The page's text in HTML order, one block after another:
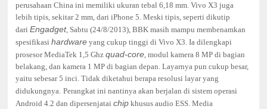
perusahaan China ini memiliki ukuran tebal 6,18 mm. Vivo X3 juga
lebih tipis, sekitar 2 mm, dari iPhone 5.Meski tipis, seperti dikutip
dariEngadget, Sabtu (24/8/2013), BBK masih mampu membenamkan
spesifikasihardware yang cukup tinggi di Vivo X3. Ia dilengkapi
prosesor MediaTek 1,5 Ghzquad-core, modul kamera 8 MP di bagian
belakang, dan kamera 1 MP di bagian depan.Layarnya pun cukup besar,
yaitu sebesar 5 inci. Tidak diketahui berapa resolusi layar yang
didukungnya. Perangkat ini nantinya akan berjalan di sistem operasi
Android 4.2 dan dipersenjataichip khusus audio ESS. Media